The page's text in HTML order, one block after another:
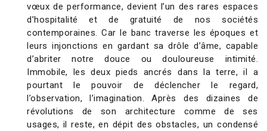
vœux de performance, devient l’un des rares espaces
d’hospitalité et de gratuité de nos sociétés
contemporaines. Car le banc traverse les époques et
leurs injonctions en gardant sa drôle d’âme, capable
d’abriter notre douce ou douloureuse intimité.
Immobile, les deux pieds ancrés dans la terre, il a
pourtant le pouvoir de déclencher le regard,
l’observation, l’imagination. Après des dizaines de
révolutions de son architecture comme de ses
usages, il reste, en dépit des obstacles, un condensé